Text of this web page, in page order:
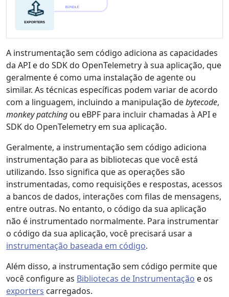
A instrumentação sem código adiciona as capacidades
da API e do SDK do OpenTelemetry à sua aplicação, que
geralmente é como uma instalação de agente ou
similar. As técnicas específicas podem variar de acordo
com a linguagem, incluindo a manipulação debytecode,
monkey patching ou eBPF para incluir chamadas à API e
SDK do OpenTelemetry em sua aplicação.
Geralmente, a instrumentação sem código adiciona
instrumentação para as bibliotecas que você está
utilizando. Isso significa que as operações são
instrumentadas, como requisições e respostas, acessos
a bancos de dados, interações com filas de mensagens,
entre outras. No entanto, o código da sua aplicação
não é instrumentado normalmente. Para instrumentar
o código da sua aplicação, você precisará usar a
instrumentação baseada em código.
Além disso, a instrumentação sem código permite que
você configure as Bibliotecas de Instrumentação e os
exporters carregados.